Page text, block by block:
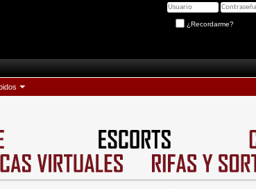
¿Recordarme?